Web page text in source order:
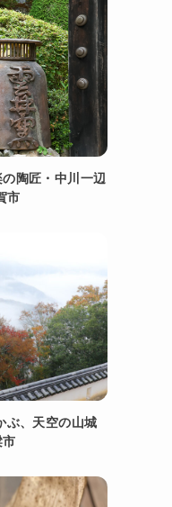
陶匠・中川一辺
市
ぶ、天空の山城
市